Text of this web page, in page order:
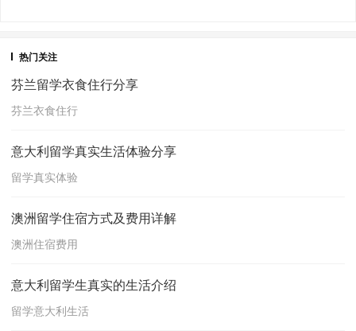
热门关注
芬兰留学衣食住行分享
芬兰衣食住行
意大利留学真实生活体验分享
留学真实体验
澳洲留学住宿方式及费用详解
澳洲住宿费用
意大利留学生真实的生活介绍
留学意大利生活